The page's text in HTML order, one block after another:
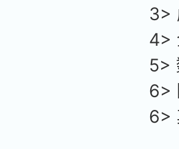
3>
4>
5>
6>
6>